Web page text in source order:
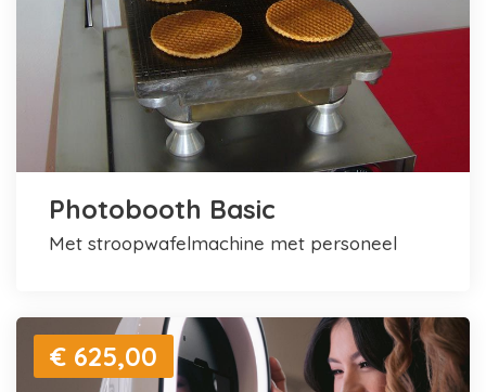
Photobooth Basic
met stroopwafelmachine met personeel
€ 625,00